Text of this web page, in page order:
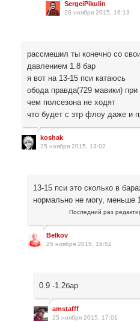
SergeiPikulin
26 ноября 2015, 16:13
рассмешил ты конечно со
давлением 1.8 бар
я вот на 13-15 пси катаюсь
обода правда(729 мавики)
чем полсезона не ходят
что будет с зтр флоу даже и
koshak
25 ноября 2015, 13:02
13-15 пси это сколько в
нормально не могу, меньше
Последний раз
Belkov
25 ноября 2015, 16:52
0.9 -1.2бар
amstafff
25 ноября 2015, 17:01